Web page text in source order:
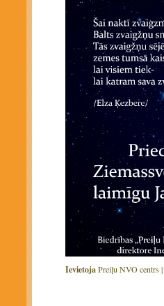
IevietojaPreiļu NVO centrs |